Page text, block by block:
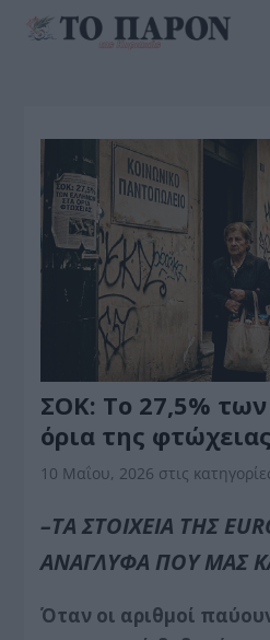
ΣΟΚ: Το 27,5%
όρια της φτώχειας
10 Μαΐου, 2026 στις
–ΤΑ ΣΤΟΙΧΕΙΑ ΤΗΣ
ΑΝΑΓΛΥΦΑ ΠΟΥ ΜΑΣ
Όταν οι αριθμοί